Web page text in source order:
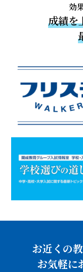
効
成績を
お近くの
お気軽に